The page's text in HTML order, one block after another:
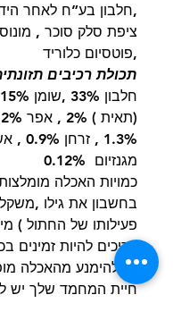
,חלבון בע”ח לאחר
ציפת סלק סוכר ,
,פוטסיום כלוריד
תכולת רכיבים
מגנזיום 0.12%
כמויות האכלה
בחשבון את גילו
פעילותו של החתול )
צריכים להיות זמינים
יש להימנע מהאכלה
חיית המחמד שלך יש